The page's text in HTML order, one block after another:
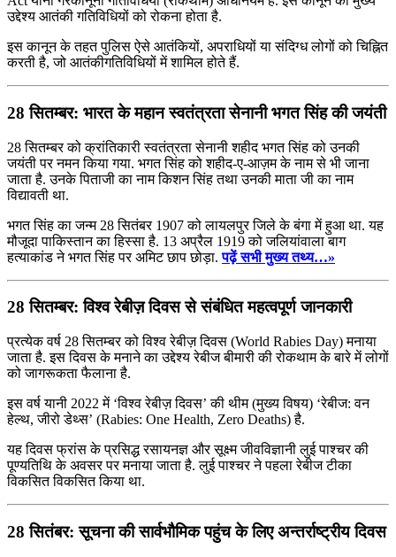
उद्देश्य आतंकी गतिविधियों को रोकना होता है.
इस कानून के तहत पुलिस ऐसे आतंकियों, अपराधियों या संदिग्ध लोगों को चिह्नित
करती है, जो आतंकी​गतिविधियों में शामिल होते हैं.
28 सितम्बर: भारत के महान स्वतंत्रता सेनानी भगत सिंह की जयंती
28 सितम्बर को क्रांतिकारी स्‍वतंत्रता सेनानी शहीद भगत सिंह को उनकी
जयंती पर नमन किया गया. भगत सिंह को शहीद-ए-आज़म के नाम से भी जाना
जाता है. उनके पिताजी का नाम किशन सिंह तथा उनकी माता जी का नाम
विद्यावती था.
भगत सिंह का जन्म 28 सितंबर 1907 को लायलपुर जिले के बंगा में हुआ था. यह
मौजूदा पाकिस्तान का हिस्सा है. 13 अप्रैल 1919 को जलियांवाला बाग
हत्याकांड ने भगत सिंह पर अमिट छाप छोड़ा.पढ़ें सभी मुख्य तथ्य…»
28 सितम्बर: विश्व रेबीज़ दिवस से संबंधित महत्वपूर्ण जानकारी
प्रत्येक वर्ष 28 सितम्बर को विश्व रेबीज़ दिवस (World Rabies Day) मनाया
जाता है. इस दिवस के मनाने का उद्देश्य रेबीज बीमारी की रोकथाम के बारे में लोगों
को जागरूकता फैलाना है.
इस वर्ष यानी 2022 में ‘विश्व रेबीज़ दिवस’ की थीम (मुख्य विषय) ‘रेबीज: वन
हेल्थ, जीरो डेथ्स’ (Rabies: One Health, Zero Deaths) है.
यह दिवस फ्रांस के प्रसिद्ध रसायनज्ञ और सूक्ष्म जीवविज्ञानी लुई पाश्चर की
पूण्यतिथि के अवसर पर मनाया जाता है. लुई पाश्चर ने पहला रेबीज टीका
विकसित विकसित किया था.
28 सितंबर: सूचना की सार्वभौमिक पहुंच के लिए अन्तर्राष्ट्रीय दिवस